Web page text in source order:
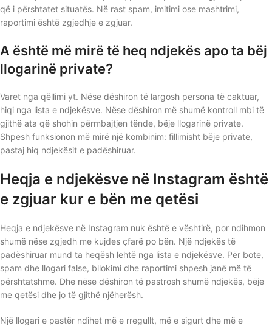
që i përshtatet situatës. Në rast spam, imitimi ose mashtrimi,
raportimi është zgjedhje e zgjuar.
A është më mirë të heq ndjekës apo ta bëj
llogarinë private?
Varet nga qëllimi yt. Nëse dëshiron të largosh persona të caktuar,
hiqi nga lista e ndjekësve. Nëse dëshiron më shumë kontroll mbi të
gjithë ata që shohin përmbajtjen tënde, bëje llogarinë private.
Shpesh funksionon më mirë një kombinim: fillimisht bëje private,
pastaj hiq ndjekësit e padëshiruar.
Heqja e ndjekësve në Instagram është
e zgjuar kur e bën me qetësi
Heqja e ndjekësve në Instagram nuk është e vështirë, por ndihmon
shumë nëse zgjedh me kujdes çfarë po bën. Një ndjekës të
padëshiruar mund ta heqësh lehtë nga lista e ndjekësve. Për bote,
spam dhe llogari false, bllokimi dhe raportimi shpesh janë më të
përshtatshme. Dhe nëse dëshiron të pastrosh shumë ndjekës, bëje
me qetësi dhe jo të gjithë njëherësh.
Një llogari e pastër ndihet më e rregullt, më e sigurt dhe më e